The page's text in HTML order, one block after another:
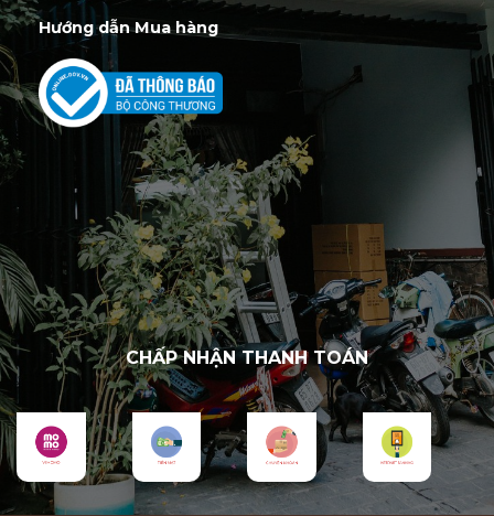
Hướng dẫn Mua hàng
CHẤP NHẬN THANH TOÁN